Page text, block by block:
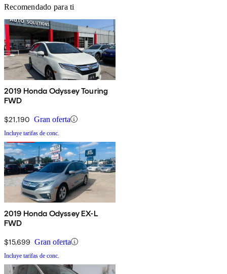
Recomendado para ti
2019 Honda Odyssey Touring
FWD
$21,190 Gran oferta
Incluye tarifas de conc.
2019 Honda Odyssey EX-L
FWD
$15,699 Gran oferta
Incluye tarifas de conc.